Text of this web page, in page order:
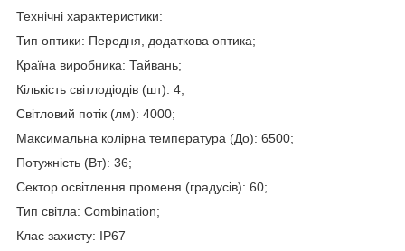
Технічні характеристики:
Тип оптики: Передня, додаткова оптика;
Країна виробника: Тайвань;
Кількість світлодіодів (шт): 4;
Світловий потік (лм): 4000;
Максимальна колірна температура (До): 6500;
Потужність (Вт): 36;
Сектор освітлення променя (градусів): 60;
Тип світла: Combination;
Клас захисту: IP67